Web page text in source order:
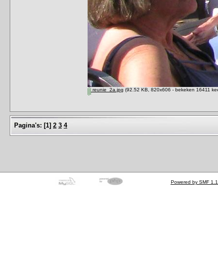
reunie_2a.jpg (92.52 KB, 820x606 - bekeken 16411
Pagina's: [1] 2 3 4
Powered by SMF